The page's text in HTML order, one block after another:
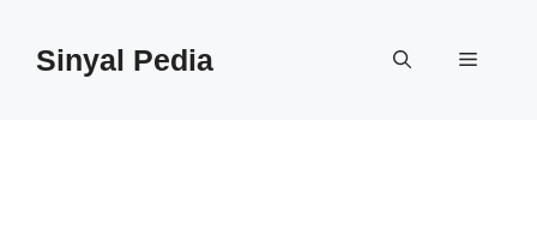
Sinyal Pedia Menu